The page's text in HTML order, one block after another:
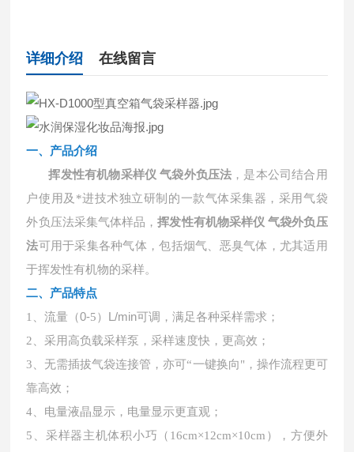
详细介绍 在线留言
一、产品介绍
挥发性有机物采样仪 气袋外负压法 ，是本公司结合用
户使用及*进技术独立研制的一款气体采集器，采用气袋
外负压法采集气体样品，挥发性有机物采样仪 气袋外负压
法可用于采集各种气体，包括烟气、恶臭气体，尤其适用
于挥发性有机物的采样。
二、 产品特点
1
、流量（0-5） L/min可调，满足各种采样需求；
2、采用高负载采样泵，采样速度快，更高效；
3、无需插拔气袋连接管，亦可“一键换向"，操作流程更可
靠高效；
4、电量液晶显示，电量显示更直观；
5、采样器主机体积小巧（16cm×12cm×10cm），方便外